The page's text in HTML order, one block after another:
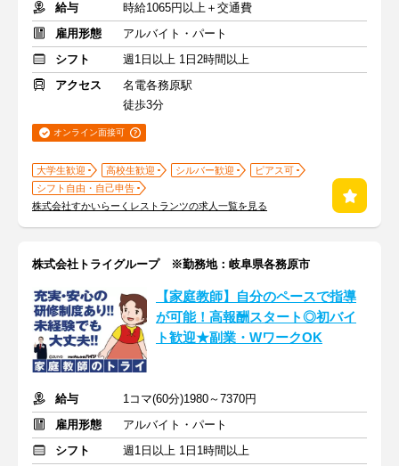
給与
時給1065円以上＋交通費
雇用形態
アルバイト・パート
シフト
週1日以上 1日2時間以上
アクセス
名電各務原駅
徒歩3分
オンライン面接可
大学生歓迎 高校生歓迎 シルバー歓迎
ピアス可
シフト自由・自己申告
株式会社すかいらーくレストランツの求人一覧を見る
株式会社トライグループ ※勤務地：岐阜県各務原市
【家庭教師】自分のペースで指導
が可能！高報酬スタート◎初バイ
ト歓迎★副業・WワークOK
給与
1コマ(60分)1980～7370円
雇用形態
アルバイト・パート
シフト
週1日以上 1日1時間以上